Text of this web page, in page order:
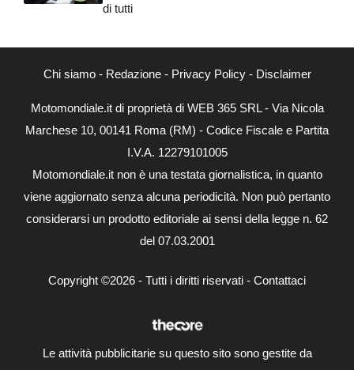
di tutti
Chi siamo- Redazione- Privacy Policy- Disclaimer
Motomondiale.it di proprietà di WEB 365 SRL - Via Nicola
Marchese 10, 00141 Roma (RM) - Codice Fiscale e Partita
I.V.A. 12279101005
Motomondiale.it non è una testata giornalistica, in quanto
viene aggiornato senza alcuna periodicità. Non può pertanto
considerarsi un prodotto editoriale ai sensi della legge n. 62
del 07.03.2001
Copyright ©2026 - Tutti i diritti riservati - Contattaci
Le attività pubblicitarie su questo sito sono gestite da